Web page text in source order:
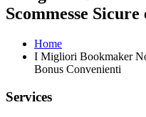
Scommesse
Home
I Migliori Bookmaker
Bonus Convenienti
Services